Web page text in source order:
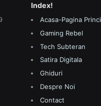
Index!
Acasa-Pagina
Gaming Rebel
Tech Subteran
Satira Digitala
Ghiduri
Despre Noi
Contact